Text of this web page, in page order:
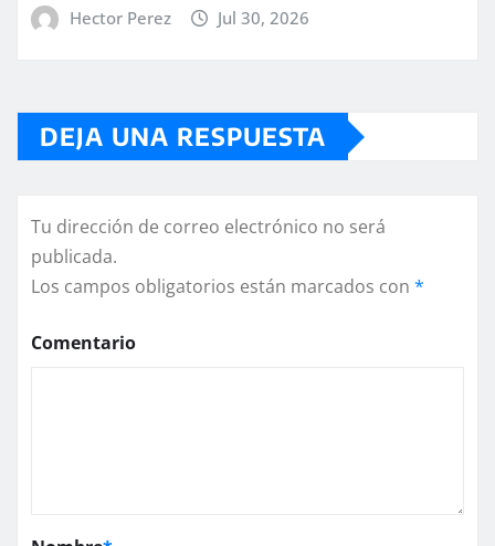
Hector Perez Jul 30, 2026
DEJA UNA RESPUESTA
Tu dirección de correo electrónico no será
publicada.
Los campos obligatorios están marcados con *
Comentario